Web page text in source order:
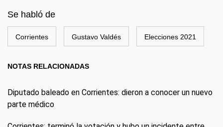
Se habló de
Corrientes Gustavo Valdés Elecciones 2021
NOTAS RELACIONADAS
Diputado baleado en Corrientes: dieron a conocer un nuevo
parte médico